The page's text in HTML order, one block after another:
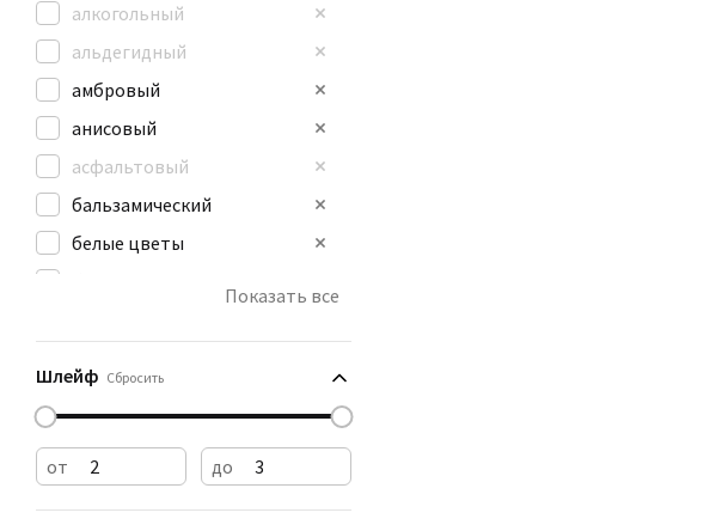
алкогольный
альдегидный
амбровый
анисовый
асфальтовый
бальзамический
белые цветы
Показать все
Шлейф Сбросить
от до